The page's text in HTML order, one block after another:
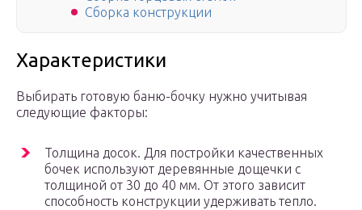
Сборка конструкции
Характеристики
Выбирать готовую баню-бочку нужно учитывая
следующие факторы:
Толщина досок. Для постройки качественных
бочек используют деревянные дощечки с
толщиной от 30 до 40 мм. От этого зависит
способность конструкции удерживать тепло.